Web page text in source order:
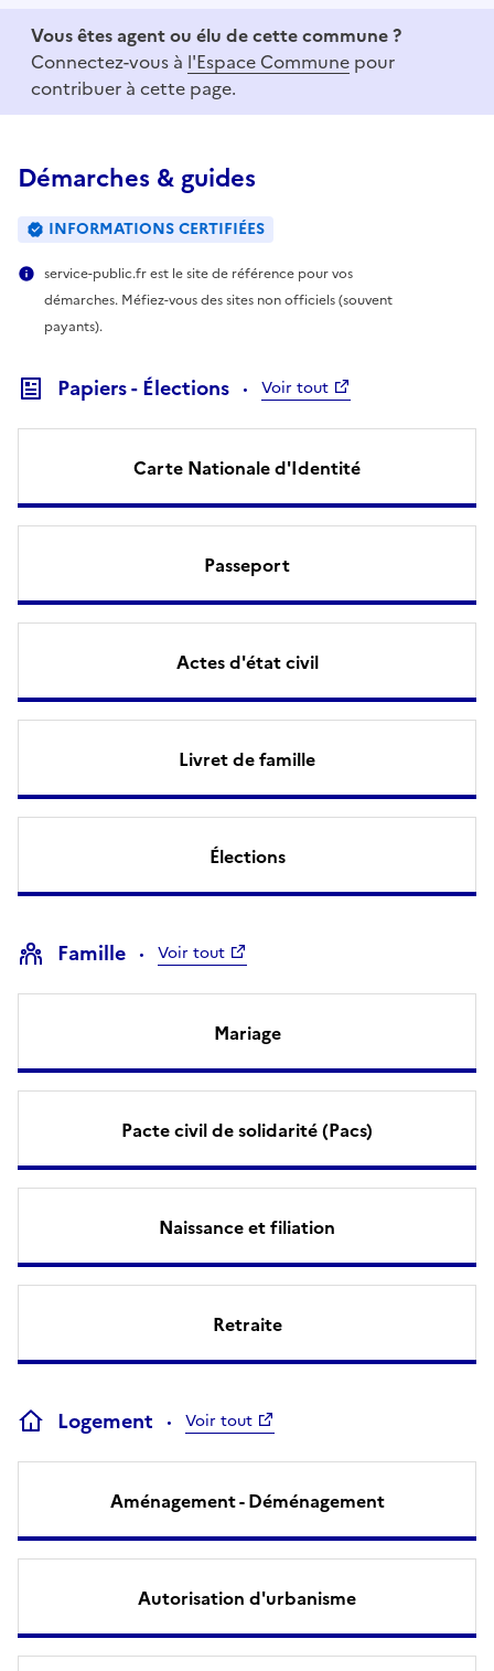
Vous êtes agent ou élu de cette commune ?
Connectez-vous à l'Espace Commune pour
contribuer à cette page.
Démarches & guides
INFORMATIONS CERTIFIÉES
service-public.fr est le site de référence pour vos
démarches. Méfiez-vous des sites non officiels (souvent
payants).
Papiers - Élections Voir tout
Carte Nationale d'Identité
Passeport
Actes d'état civil
Livret de famille
Élections
Famille Voir tout
Mariage
Pacte civil de solidarité (Pacs)
Naissance et filiation
Retraite
Logement Voir tout
Aménagement - Déménagement
Autorisation d'urbanisme